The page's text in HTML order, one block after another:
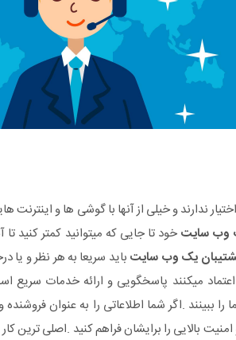
ندارند و خیلی از آنها با گوشی ها و
وب سایت خود تا جایی که میتوانید کمتر کنید
یک وب سایت باید سریعا به هر نظر و
اعتماد میکنند پاسخگویی و ارائه خدمات
ببینند .اگر شما اطلاعاتی را به عنوان فروشنده
بالایی را برایشان فراهم کنید .اصلی